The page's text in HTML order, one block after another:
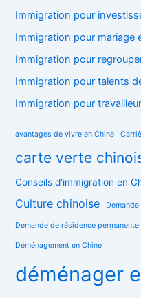
Immigration pour
Immigration pour mariage
Immigration pour
Immigration pour talents
Immigration pour
avantages de vivre en Chine
carte verte
Conseils d'immigration en
Culture chinoise
Demande de résidence permanente
Déménagement en Chine
déménager